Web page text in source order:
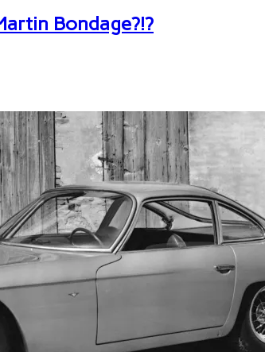
Bondage?!?